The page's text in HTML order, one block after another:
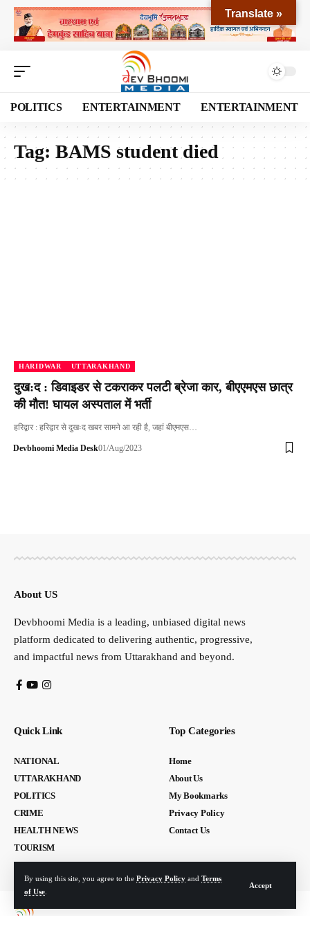
By using this site, you agree to the Privacy Policy and Terms
of Use
Accept
POLITICS ENTERTAINMENT ENTERTAINMENT
Tag: BAMS student died
HARIDWAR UTTARAKHAND
दुख:द : डिवाइडर से टकराकर पलटी ब्रेजा कार, बीएएमएस छात्र
की मौत! घायल अस्पताल में भर्ती
हरिद्वार : हरिद्वार से दुखःद खबर सामने आ रही है, जहां बीएमएस…
Devbhoomi Media Desk01/Aug/2023
About US
Devbhoomi Media is a leading, unbiased digital news
platform dedicated to delivering authentic, progressive,
and impactful news from Uttarakhand and beyond.
Quick Link
NATIONAL
UTTARAKHAND
POLITICS
CRIME
HEALTH NEWS
TOURISM
Top Categories
Home
About Us
My Bookmarks
Privacy Policy
Contact Us
Translate »